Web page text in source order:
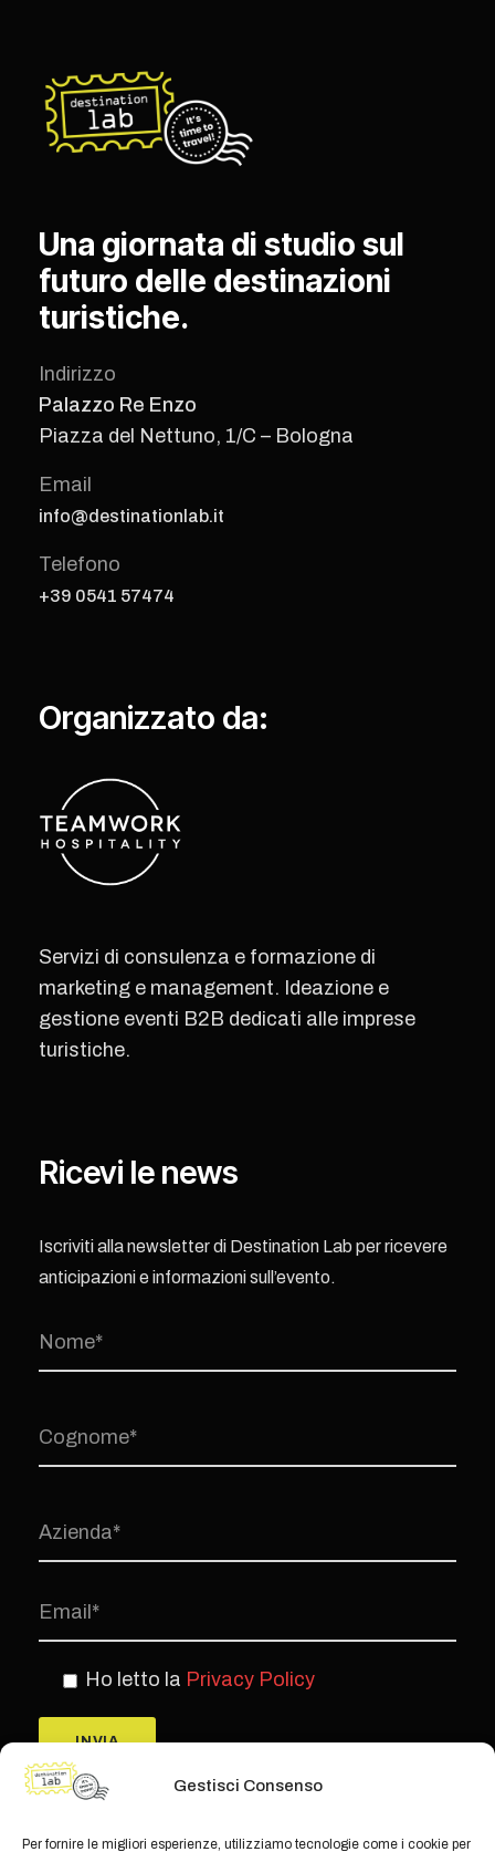
Gestisci Consenso
Per fornire le migliori esperienze, utilizziamo tecnologie come i cookie per
Una giornata di studio sul
futuro delle destinazioni
turistiche.
Indirizzo
Palazzo Re Enzo
Piazza del Nettuno, 1/C – Bologna
Email
info@destinationlab.it
Telefono
+39 0541 57474
Organizzato da:
Servizi di consulenza e formazione di
marketing e management. Ideazione e
gestione eventi B2B dedicati alle imprese
turistiche.
Ricevi le news
Iscriviti alla newsletter di Destination Lab per ricevere
anticipazioni e informazioni sull’evento.
Ho letto la Privacy Policy